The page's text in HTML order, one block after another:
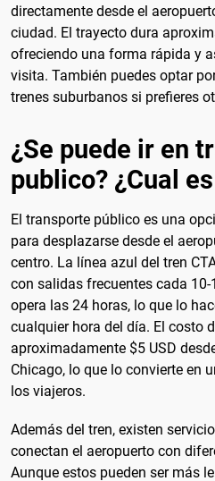
directamente desde el
ciudad. El trayecto dura
ofreciendo una forma rápida y
visita. También puedes optar
trenes suburbanos si prefieres
¿Se puede ir en
publico? ¿Cual
El transporte público es una
para desplazarse desde el
centro. La línea azul del tren
con salidas frecuentes cada
opera las 24 horas, lo que lo
cualquier hora del día. El costo
aproximadamente $5 USD
Chicago, lo que lo convierte en
los viajeros.
Además del tren, existen
conectan el aeropuerto con
Aunque estos pueden ser más